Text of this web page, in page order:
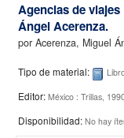
Agencias de
Ángel Acerenza.
por Acerenza, Miguel
Tipo de material:
Editor: México : Trillas,
Disponibilidad: No hay